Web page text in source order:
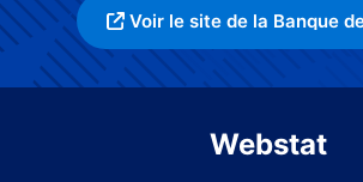
Voir le site de la Banque
Webstat